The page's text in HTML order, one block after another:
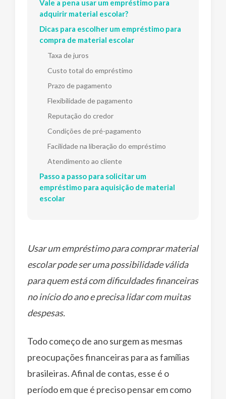
Vale a pena usar um empréstimo para
adquirir material escolar?
Dicas para escolher um empréstimo para
compra de material escolar
Taxa de juros
Custo total do empréstimo
Prazo de pagamento
Flexibilidade de pagamento
Reputação do credor
Condições de pré-pagamento
Facilidade na liberação do empréstimo
Atendimento ao cliente
Passo a passo para solicitar um
empréstimo para aquisição de material
escolar
Usar um empréstimo para comprar material
escolar pode ser uma possibilidade válida
para quem está com dificuldades financeiras
no início do ano e precisa lidar com muitas
despesas.
Todo começo de ano surgem as mesmas
preocupações financeiras para as famílias
brasileiras. Afinal de contas, esse é o
período em que é preciso pensar em como